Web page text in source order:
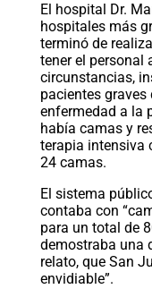
El hospital Dr.
hospitales más
terminó de
tener el personal
circunstancias,
pacientes graves
enfermedad a la
había camas y
terapia intensiva
24 camas.
El sistema
contaba con
para un total de
demostraba una
relato, que San
envidiable”.